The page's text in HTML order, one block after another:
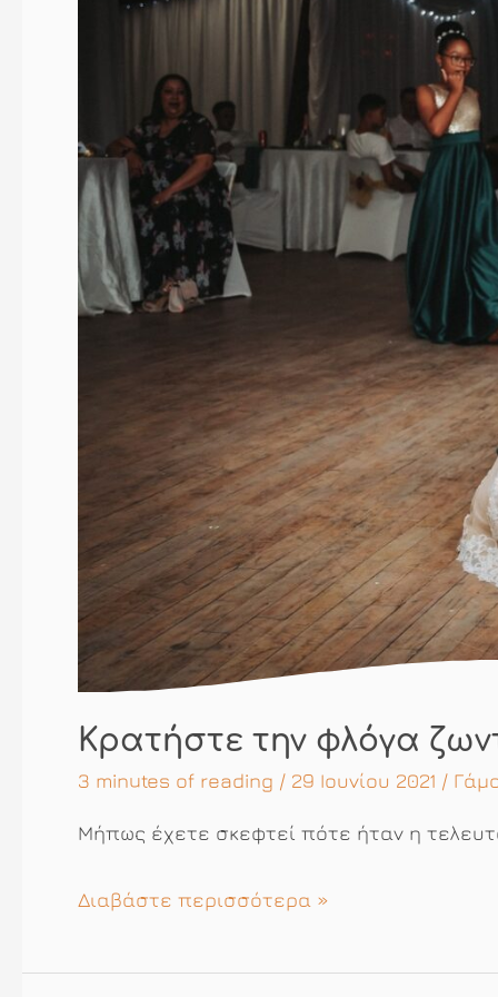
Κρατήστε την φλόγα
3 minutes of reading / 29 Ιουνίου 2021 /
Μήπως έχετε σκεφτεί πότε ήταν η
Κρατήστε
φλόγα
Διαβάστε περισσότερα »